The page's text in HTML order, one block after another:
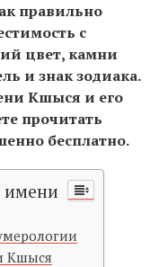
правильно
c
цвет, камни
и знак зодиака.
Кшыся и его
прочитать
бесплатно.
имени
Кшыся